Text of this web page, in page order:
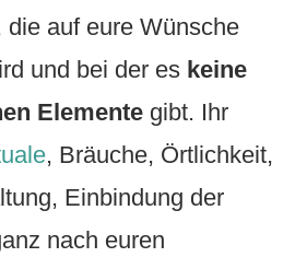
die auf eure Wünsche
und bei der es keine
Elemente gibt. Ihr
, Bräuche, Örtlichkeit,
Einbindung der
nach euren